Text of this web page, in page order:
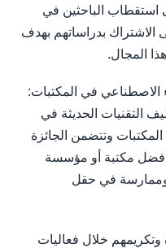
استقطاب الباحثين في
الاشتراك بدراساتهم بهدف
المجال.
الاصطناعي في المكتبات:
التقنيات الحديثة في
وتتضمن الجائزة
مكتبة أو مؤسسة
في حقل
وتكريمهم خلال فعاليات